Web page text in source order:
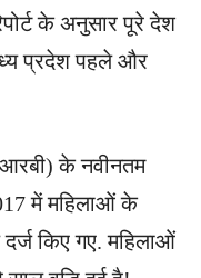
के अनुसार पूरे देश
प्रदेश पहले और
के नवीनतम
में महिलाओं के
किए गए. महिलाओं